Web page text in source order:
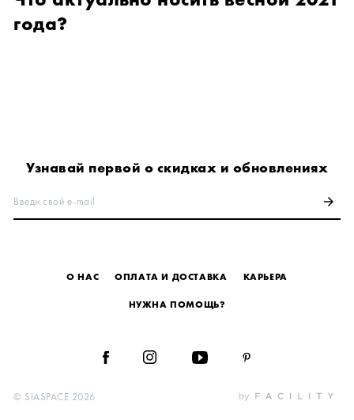
года?
Узнавай первой о скидках и обновлениях
Введи свой e-mail arrow_forward
О НАС ОПЛАТА И ДОСТАВКА КАРЬЕРА
НУЖНА ПОМОЩЬ?
© SIASPACE 2026